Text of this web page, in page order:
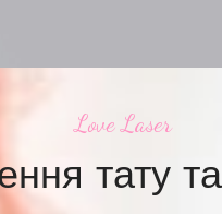
Love Laser
тату